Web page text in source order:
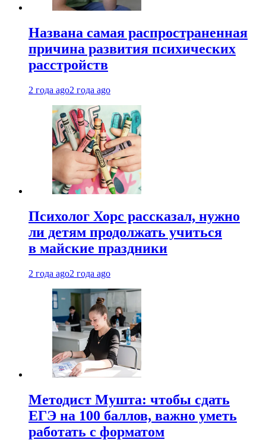
Названа самая распространенная
причина развития психических
расстройств
2 года ago2 года ago
Психолог Хорс рассказал, нужно
ли детям продолжать учиться
в майские праздники
2 года ago2 года ago
Методист Мушта: чтобы сдать
ЕГЭ на 100 баллов, важно уметь
работать с форматом